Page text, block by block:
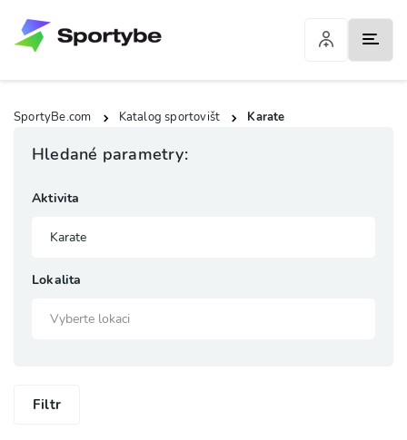
SportyBe.com Katalog sportovišt Karate
Hledané parametry:
Aktivita
Lokalita
Filtr